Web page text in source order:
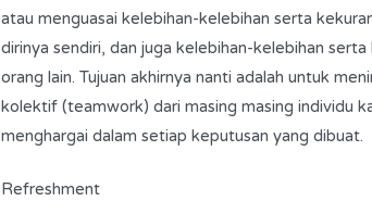
atau menguasai kelebihan-kelebihan serta
dirinya sendiri, dan juga kelebihan-kelebihan
orang lain. Tujuan akhirnya nanti adalah untuk
kolektif (teamwork) dari masing masing individu
menghargai dalam setiap keputusan yang dibuat.
Refreshment